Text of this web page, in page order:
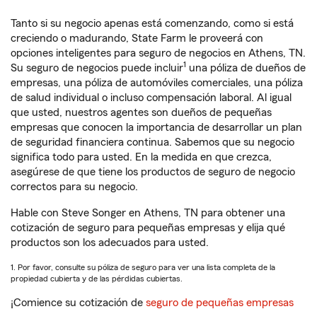
Tanto si su negocio apenas está comenzando, como si está
creciendo o madurando, State Farm le proveerá con
opciones inteligentes para seguro de negocios en Athens, TN.
Su seguro de negocios puede incluir1 una póliza de dueños de
empresas, una póliza de automóviles comerciales, una póliza
de salud individual o incluso compensación laboral. Al igual
que usted, nuestros agentes son dueños de pequeñas
empresas que conocen la importancia de desarrollar un plan
de seguridad financiera continua. Sabemos que su negocio
significa todo para usted. En la medida en que crezca,
asegúrese de que tiene los productos de seguro de negocio
correctos para su negocio.
Hable con Steve Songer en Athens, TN para obtener una
cotización de seguro para pequeñas empresas y elija qué
productos son los adecuados para usted.
1. Por favor, consulte su póliza de seguro para ver una lista completa de la
propiedad cubierta y de las pérdidas cubiertas.
¡Comience su cotización de seguro de pequeñas empresas